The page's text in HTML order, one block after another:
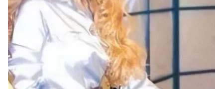
vasıtasıyla belirleyebilirsiniz. Çerezlere ilişkin detaylı bilgi
için Ayarlar butonuna tıklayabilir, Çerez Bilgilendirme
Metnimizi ziyaret edebilirsiniz.
6698 sayılı Kişisel Verilerin Korunması Kanunu uyarınca
hazırlanmış Aydınlatma Metnimizi okumak ve sitemizde
ilgili mevzuata uygun olarak kullanılan çerezlerle ilgili bilgi